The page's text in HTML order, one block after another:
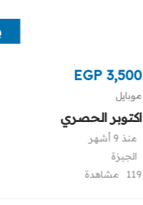
EGP3,500
موبايل
اكتوبر الحصري
منذ 9 أشهر
الجيزة
119 مشاهدة